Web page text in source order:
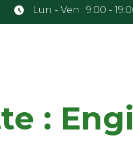
Lun - Ven : 9:00 -
: